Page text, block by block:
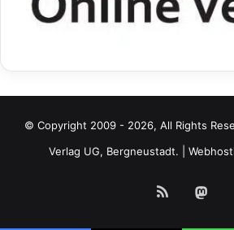
© Copyright 2009 - 2026, All Rights
Verlag UG, Bergneustadt. |
RSS